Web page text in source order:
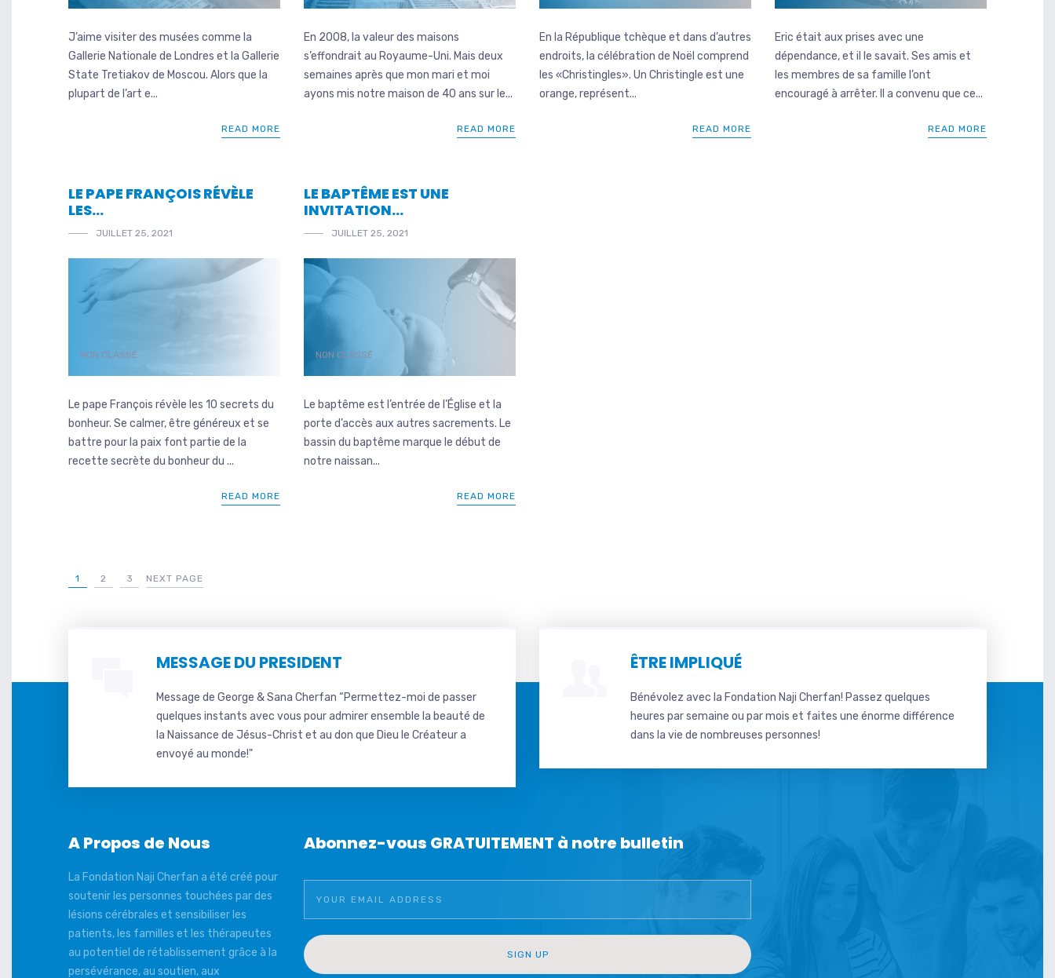
J’aime visiter des musées comme la
Gallerie Nationale de Londres et la Gallerie
State Tretiakov de Moscou. Alors que la
plupart de l’art e...
READ MORE
En 2008, la valeur des maisons
s’effondrait au Royaume-Uni. Mais deux
semaines après que mon mari et moi
ayons mis notre maison de 40 ans sur le...
READ MORE
En la République tchèque et dans d’autres
endroits, la célébration de Noël comprend
les «Christingles». Un Christingle est une
orange, représent...
READ MORE
Eric était aux prises avec une
dépendance, et il le savait. Ses amis et
les membres de sa famille l’ont
encouragé à arrêter. Il a convenu que ce...
READ MORE
LE PAPE FRANÇOIS RÉVÈLE
LES…
JUILLET 25, 2021
NON CLASSÉ
Le pape François révèle les 10 secrets du
bonheur. Se calmer, être généreux et se
battre pour la paix font partie de la
recette secrète du bonheur du ...
READ MORE
LE BAPTÊME EST UNE
INVITATION…
JUILLET 25, 2021
NON CLASSÉ
Le baptême est l’entrée de l’Église et la
porte d’accès aux autres sacrements. Le
bassin du baptême marque le début de
notre naissan...
READ MORE
1 2 3 NEXT PAGE
MESSAGE DU PRESIDENT
Message de George & Sana Cherfan “Permettez-moi de passer
quelques instants avec vous pour admirer ensemble la beauté de
la Naissance de Jésus-Christ et au don que Dieu le Créateur a
envoyé au monde!"
ÊTRE IMPLIQUÉ
Bénévolez avec la Fondation Naji Cherfan! Passez quelques
heures par semaine ou par mois et faites une énorme différence
dans la vie de nombreuses personnes!
A Propos de Nous
La Fondation Naji Cherfan a été créé pour
soutenir les personnes touchées par des
lésions cérébrales et sensibiliser les
patients, les familles et les thérapeutes
au potentiel de rétablissement grâce à la
persévérance, au soutien, aux
Abonnez-vous GRATUITEMENT à notre bulletin